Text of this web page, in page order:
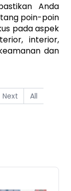
Anda
poin-poin
pada aspek
interior,
dan
Next All